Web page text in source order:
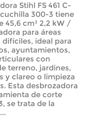
Stihl FS 461 C-
300-3 tiene
45,6 cm³ 2,2 kW /
para áreas
ideal para
ayuntamientos,
con
terreno, jardines,
y clareo o limpieza
Esta desbrozadora
de corte
se trata de la